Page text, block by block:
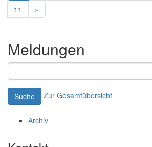
11
»
Meldungen
Suche Zur Gesamtübersicht
Archiv